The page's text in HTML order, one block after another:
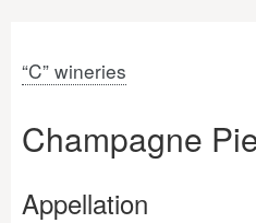
“C” wineries
Champagne
Appellation